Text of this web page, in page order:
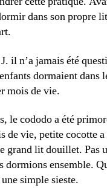
dans son propre
il n’a jamais été
dormaient dans
mois de vie.
le cododo a été
de vie, petite cocotte
grand lit douillet. Pas
dormions ensemble.
simple sieste.